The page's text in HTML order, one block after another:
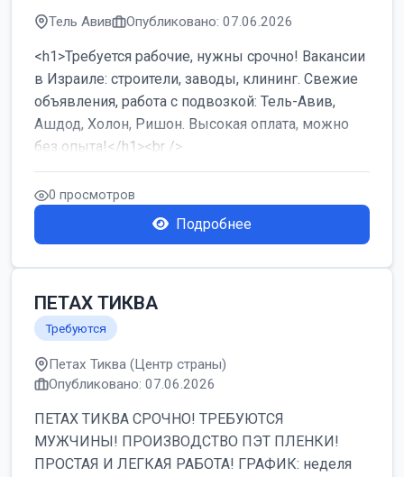
Тель Авив Опубликовано: 07.06.2026
<h1>Требуется рабочие, нужны срочно! Вакансии
в Израиле: строители, заводы, клининг. Свежие
объявления, работа с подвозкой: Тель-Авив,
Ашдод, Холон, Ришон. Высокая оплата, можно
без опыта!</h1><br />
...
0 просмотров
Подробнее
ПЕТАХ ТИКВА
Требуются
Петах Тиква (Центр страны)
Опубликовано: 07.06.2026
ПЕТАХ ТИКВА СРОЧНО! ТРЕБУЮТСЯ
МУЖЧИНЫ! ПРОИЗВОДСТВО ПЭТ ПЛЕНКИ!
ПРОСТАЯ И ЛЕГКАЯ РАБОТА! ГРАФИК: неделя